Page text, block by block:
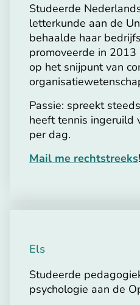
Studeerde
letterkunde aan de
behaalde haar
promoveerde in
op het snijpunt van
Passie: spreekt
heeft tennis ingeruild
per dag.
Mail me rechtstreeks!
Els
Studeerde
psychologie aan de